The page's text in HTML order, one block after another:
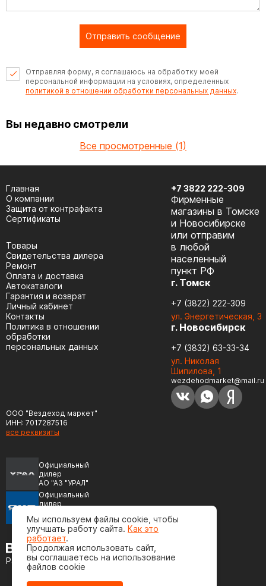
Отправить сообщение
Отправляя форму, я соглашаюсь на обработку моей
персональной информации на условиях, определенных
политикой в отношении обработки персональных данных.
Вы недавно смотрели
Все просмотренные (1)
ООО "Вездеход маркет"
ИНН: 7017287516
все реквизиты
Официальный
дилер
АО "АЗ "УРАЛ"
Официальный
дилер
(ЯМЗ)
Разработка сайта
Главная
О компании
Защита от контрафакта
Сертификаты
Товары
Cвидетельства дилера
Ремонт
Оплата и доставка
Автокаталоги
Гарантия и возврат
Личный кабинет
Контакты
Политика в отношении
обработки
персональных данных
+7 3822 222-309
Фирменные
магазины в Томске
и Новосибирске
или отправим
в любой
населенный
пункт РФ
г. Томск
+7 (3822) 222-309
ул. Энергетическая, 3
г. Новосибирск
+7 (3832) 63-33-34
ул. Николая
Шипилова, 1
wezdehodmarket@mail.ru
Мы используем файлы cookie, чтобы
улучшать работу сайта. Как это
работает.
Продолжая использовать сайт,
вы соглашаетесь на использование
файлов cookie